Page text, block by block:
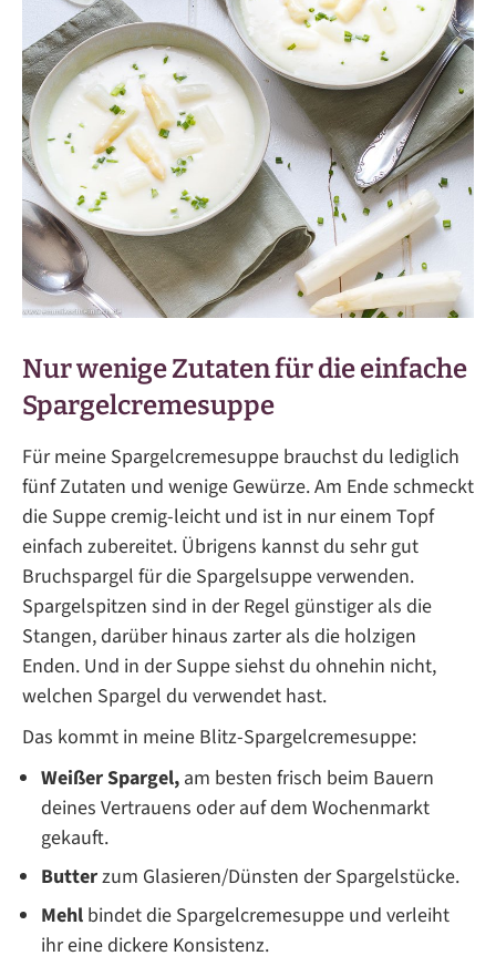
Nur wenige Zutaten für die einfache
Spargelcremesuppe
Für meine Spargelcremesuppe brauchst du lediglich
fünf Zutaten und wenige Gewürze. Am Ende schmeckt
die Suppe cremig-leicht und ist in nur einem Topf
einfach zubereitet. Übrigens kannst du sehr gut
Bruchspargel für die Spargelsuppe verwenden.
Spargelspitzen sind in der Regel günstiger als die
Stangen, darüber hinaus zarter als die holzigen
Enden. Und in der Suppe siehst du ohnehin nicht,
welchen Spargel du verwendet hast.
Das kommt in meine Blitz-Spargelcremesuppe:
Weißer Spargel, am besten frisch beim Bauern
deines Vertrauens oder auf dem Wochenmarkt
gekauft.
Butterzum Glasieren/Dünsten der Spargelstücke.
Mehl bindet die Spargelcremesuppe und verleiht
ihr eine dickere Konsistenz.